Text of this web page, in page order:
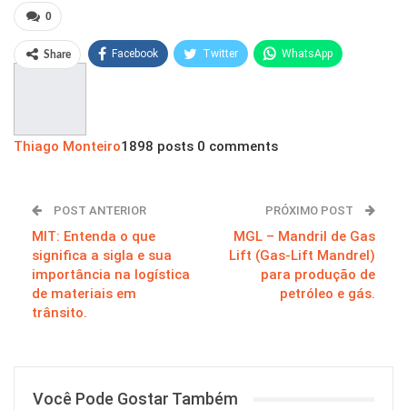
0
Share Facebook Twitter WhatsApp
Thiago Monteiro1898 posts 0 comments
POST ANTERIOR
MIT: Entenda o que
significa a sigla e sua
importância na logística
de materiais em
trânsito.
PRÓXIMO POST
MGL – Mandril de Gas
Lift (Gas-Lift Mandrel)
para produção de
petróleo e gás.
Você Pode Gostar Também